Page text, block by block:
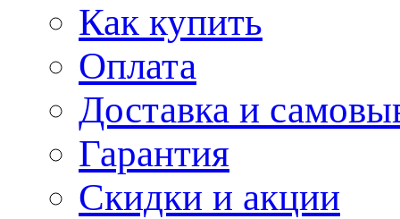
Как купить
Оплата
Доставка и
Гарантия
Скидки и акции